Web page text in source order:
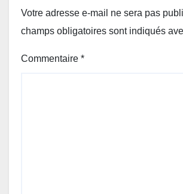
Votre adresse e-mail ne sera pas
champs obligatoires sont indiqués
Commentaire *